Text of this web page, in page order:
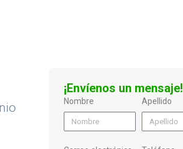
¡Envíenos un mensaje!
Nombre Apellido